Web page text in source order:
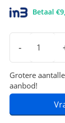
Betaal
-
Grotere
aanbod!